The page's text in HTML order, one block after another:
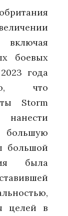
боевых
года
что
Storm
большой
была
целей в